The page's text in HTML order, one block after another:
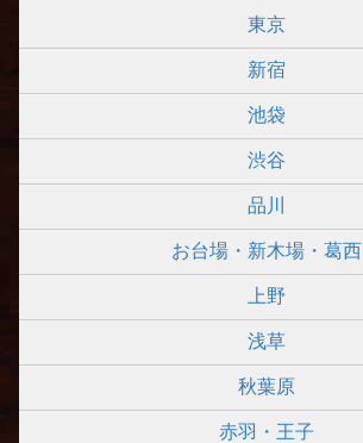
東京
新宿
池袋
渋谷
品川
お台場・新木場・葛西
上野
浅草
秋葉原
赤羽・王子